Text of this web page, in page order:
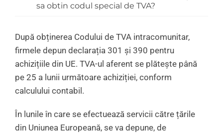
sa obtin codul special de TVA?
După obținerea Codului de TVA intracomunitar,
firmele depun declarația 301 și 390 pentru
achizițiile din UE. TVA-ul aferent se plătește până
pe 25 a lunii următoare achiziției, conform
calculului contabil.
În lunile în care se efectuează servicii către țările
din Uniunea Europeană, se va depune, de